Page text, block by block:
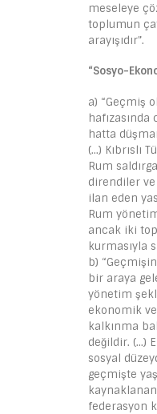
meseleye
toplumun
arayışıdır”.
“Sosyo-
a) “Geçmiş
hatta
(…) Kıbrıslı
Rum
direndiler ve
ilan eden
Rum
ancak iki
kurmasıyla
b)
bir araya
yönetim
ekonomik
kalkınma
değildir. (…)
sosyal
geçmişte
federasyon